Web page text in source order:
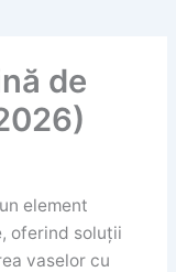
de
element
oferind soluții
vaselor cu